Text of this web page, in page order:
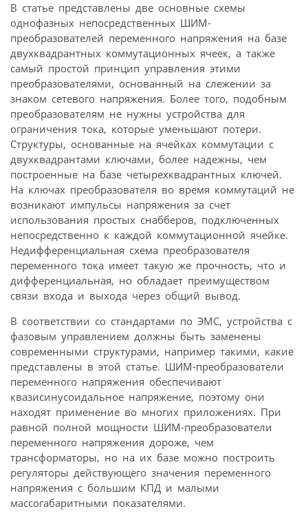
В статье представлены две основные схемы
однофазных непосредственных ШИМ-
преобразователей переменного напряжения на базе
двухквадрантных коммутационных ячеек, а также
самый простой принцип управления этими
преобразователями, основанный на слежении за
знаком сетевого напряжения. Более того, подобным
преобразователям не нужны устройства для
ограничения тока, которые уменьшают потери.
Структуры, основанные на ячейках коммутации с
двухквадрантами ключами, более надежны, чем
построенные на базе четырехквадрантных ключей.
На ключах преобразователя во время коммутаций не
возникают импульсы напряжения за счет
использования простых снабберов, подключенных
непосредственно к каждой коммутационной ячейке.
Недифференциальная схема преобразователя
переменного тока имеет такую же прочность, что и
дифференциальная, но обладает преимуществом
связи входа и выхода через общий вывод.
В соответствии со стандартами по ЭМС, устройства с
фазовым управлением должны быть заменены
современными структурами, например такими, какие
представлены в этой статье. ШИМ-преобразователи
переменного напряжения обеспечивают
квазисинусоидальное напряжение, поэтому они
находят применение во многих приложениях. При
равной полной мощности ШИМ-преобразователи
переменного напряжения дороже, чем
трансформаторы, но на их базе можно построить
регуляторы действующего значения переменного
напряжения с большим КПД и малыми
массогабаритными показателями.